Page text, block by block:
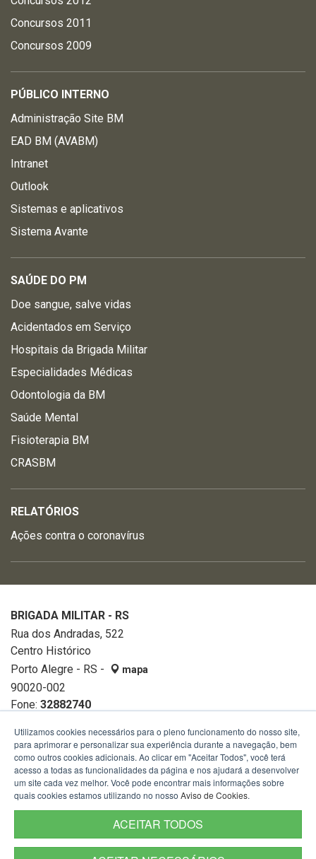
Concursos 2011
Concursos 2009
PÚBLICO INTERNO
Administração Site BM
EAD BM (AVABM)
Intranet
Outlook
Sistemas e aplicativos
Sistema Avante
SAÚDE DO PM
Doe sangue, salve vidas
Acidentados em Serviço
Hospitais da Brigada Militar
Especialidades Médicas
Odontologia da BM
Saúde Mental
Fisioterapia BM
CRASBM
RELATÓRIOS
Ações contra o coronavírus
BRIGADA MILITAR - RS
Rua dos Andradas, 522
Centro Histórico
Porto Alegre - RS -
mapa
90020-002
Fone: 32882740
Utilizamos cookies necessários para o pleno funcionamento do nosso site,
para aprimorar e personalizar sua experiência durante a navegação, bem
como outros cookies adicionais. Ao clicar em "Aceitar Todos", você terá
acesso a todas as funcionalidades da página e nos ajudará a desenvolver
um site cada vez melhor. Você pode encontrar mais informações sobre
quais cookies estamos utilizando no nosso Aviso de Cookies.
ACEITAR TODOS